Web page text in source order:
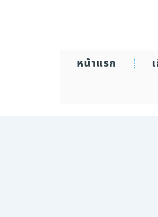
หน้าแรก